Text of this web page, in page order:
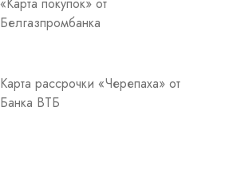
Белгазпромбанка
Карта рассрочки «Черепаха» от
Банка ВТБ